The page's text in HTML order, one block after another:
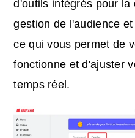
d'outils intégrés pour la
gestion de l'audience
ce qui vous permet de
fonctionne et d'ajuster
temps réel.